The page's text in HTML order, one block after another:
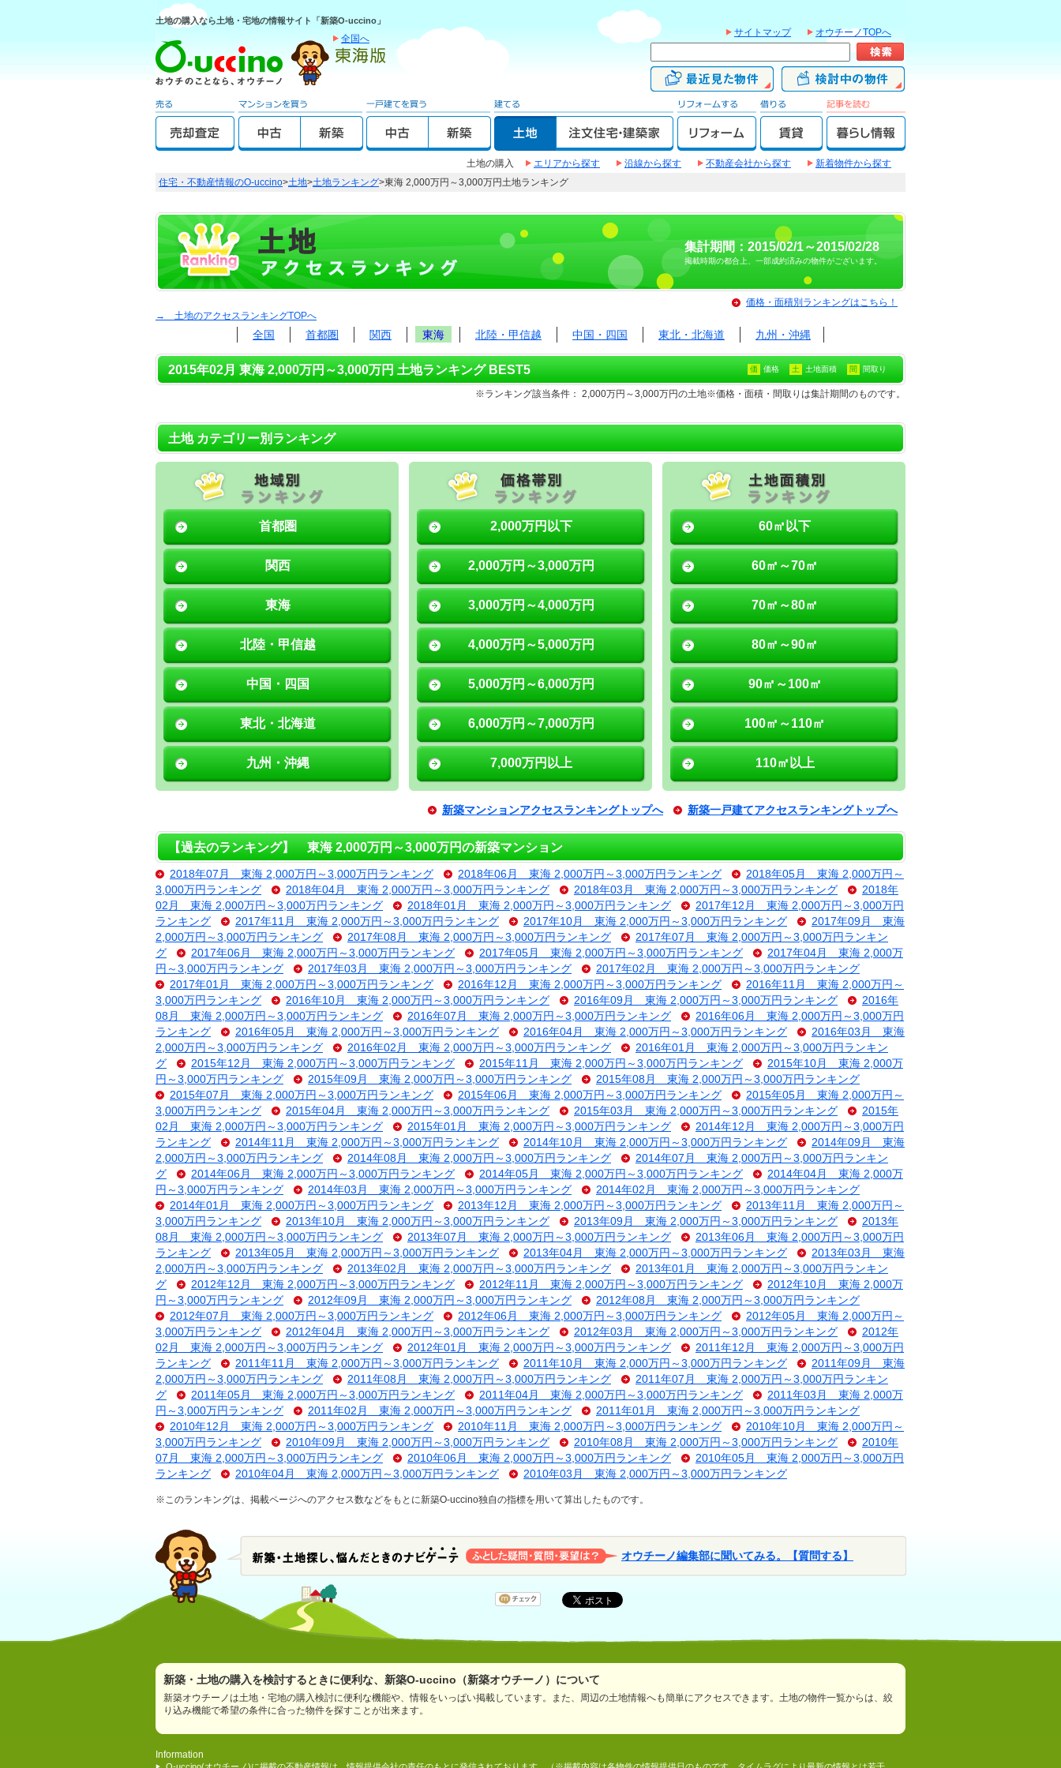
土地の購入なら土地・宅地の情報サイト「新築O-uccino」
全国へ
サイトマップ オウチーノTOPへ
土地の購入 エリアから探す 沿線から探す 不動産会社から探す
新着物件から探す
住宅・不動産情報のO-uccino>土地>土地ランキング>東海 2,000万円～3,000万円土地ランキング
集計期間：2015/02/1～2015/02/28
掲載時期の都合上、一部成約済みの物件がございます。
価格・面積別ランキングはこちら！
→ 土地のアクセスランキングTOPへ
全国 首都圏 関西 東海 北陸・甲信越 中国・四国 東北・北海道 九州・沖縄
2015年02月 東海 2,000万円～3,000万円 土地ランキング BEST5 価 価格 土 土地面積 間 間取り
※ランキング該当条件： 2,000万円～3,000万円の土地※価格・面積・間取りは集計期間のものです。
土地 カテゴリー別ランキング
首都圏
関西
東海
北陸・甲信越
中国・四国
東北・北海道
九州・沖縄
2,000万円以下
2,000万円～3,000万円
3,000万円～4,000万円
4,000万円～5,000万円
5,000万円～6,000万円
6,000万円～7,000万円
7,000万円以上
60㎡以下
60㎡～70㎡
70㎡～80㎡
80㎡～90㎡
90㎡～100㎡
100㎡～110㎡
110㎡以上
新築マンションアクセスランキングトップへ 新築一戸建てアクセスランキングトップへ
【過去のランキング】 東海 2,000万円～3,000万円の新築マンション
2018年07月 東海 2,000万円～3,000万円ランキング 2018年06月 東海 2,000万円～3,000万円ランキング
2018年05月 東海 2,000万円～
3,000万円ランキング
2018年04月 東海 2,000万円～3,000万円ランキング 2018年03月 東海 2,000万円～3,000万円ランキング
2018年
02月 東海 2,000万円～3,000万円ランキング
2018年01月 東海 2,000万円～3,000万円ランキング
2017年12月 東海 2,000万円～3,000万円
ランキング
2017年11月 東海 2,000万円～3,000万円ランキング 2017年10月 東海 2,000万円～3,000万円ランキング
2017年09月 東海
2,000万円～3,000万円ランキング
2017年08月 東海 2,000万円～3,000万円ランキング
2017年07月 東海 2,000万円～3,000万円ランキン
グ
2017年06月 東海 2,000万円～3,000万円ランキング 2017年05月 東海 2,000万円～3,000万円ランキング
2017年04月 東海 2,000万
円～3,000万円ランキング
2017年03月 東海 2,000万円～3,000万円ランキング
2017年02月 東海 2,000万円～3,000万円ランキング
2017年01月 東海 2,000万円～3,000万円ランキング
2016年12月 東海 2,000万円～3,000万円ランキング
2016年11月 東海 2,000万円～
3,000万円ランキング
2016年10月 東海 2,000万円～3,000万円ランキング 2016年09月 東海 2,000万円～3,000万円ランキング
2016年
08月 東海 2,000万円～3,000万円ランキング
2016年07月 東海 2,000万円～3,000万円ランキング
2016年06月 東海 2,000万円～3,000万円
ランキング
2016年05月 東海 2,000万円～3,000万円ランキング 2016年04月 東海 2,000万円～3,000万円ランキング
2016年03月 東海
2,000万円～3,000万円ランキング
2016年02月 東海 2,000万円～3,000万円ランキング
2016年01月 東海 2,000万円～3,000万円ランキン
グ
2015年12月 東海 2,000万円～3,000万円ランキング 2015年11月 東海 2,000万円～3,000万円ランキング
2015年10月 東海 2,000万
円～3,000万円ランキング
2015年09月 東海 2,000万円～3,000万円ランキング
2015年08月 東海 2,000万円～3,000万円ランキング
2015年07月 東海 2,000万円～3,000万円ランキング
2015年06月 東海 2,000万円～3,000万円ランキング
2015年05月 東海 2,000万円～
3,000万円ランキング
2015年04月 東海 2,000万円～3,000万円ランキング 2015年03月 東海 2,000万円～3,000万円ランキング
2015年
02月 東海 2,000万円～3,000万円ランキング
2015年01月 東海 2,000万円～3,000万円ランキング
2014年12月 東海 2,000万円～3,000万円
ランキング
2014年11月 東海 2,000万円～3,000万円ランキング 2014年10月 東海 2,000万円～3,000万円ランキング
2014年09月 東海
2,000万円～3,000万円ランキング
2014年08月 東海 2,000万円～3,000万円ランキング
2014年07月 東海 2,000万円～3,000万円ランキン
グ
2014年06月 東海 2,000万円～3,000万円ランキング 2014年05月 東海 2,000万円～3,000万円ランキング
2014年04月 東海 2,000万
円～3,000万円ランキング
2014年03月 東海 2,000万円～3,000万円ランキング
2014年02月 東海 2,000万円～3,000万円ランキング
2014年01月 東海 2,000万円～3,000万円ランキング
2013年12月 東海 2,000万円～3,000万円ランキング
2013年11月 東海 2,000万円～
3,000万円ランキング
2013年10月 東海 2,000万円～3,000万円ランキング 2013年09月 東海 2,000万円～3,000万円ランキング
2013年
08月 東海 2,000万円～3,000万円ランキング
2013年07月 東海 2,000万円～3,000万円ランキング
2013年06月 東海 2,000万円～3,000万円
ランキング
2013年05月 東海 2,000万円～3,000万円ランキング 2013年04月 東海 2,000万円～3,000万円ランキング
2013年03月 東海
2,000万円～3,000万円ランキング
2013年02月 東海 2,000万円～3,000万円ランキング
2013年01月 東海 2,000万円～3,000万円ランキン
グ
2012年12月 東海 2,000万円～3,000万円ランキング 2012年11月 東海 2,000万円～3,000万円ランキング
2012年10月 東海 2,000万
円～3,000万円ランキング
2012年09月 東海 2,000万円～3,000万円ランキング
2012年08月 東海 2,000万円～3,000万円ランキング
2012年07月 東海 2,000万円～3,000万円ランキング
2012年06月 東海 2,000万円～3,000万円ランキング
2012年05月 東海 2,000万円～
3,000万円ランキング
2012年04月 東海 2,000万円～3,000万円ランキング 2012年03月 東海 2,000万円～3,000万円ランキング
2012年
02月 東海 2,000万円～3,000万円ランキング
2012年01月 東海 2,000万円～3,000万円ランキング
2011年12月 東海 2,000万円～3,000万円
ランキング
2011年11月 東海 2,000万円～3,000万円ランキング 2011年10月 東海 2,000万円～3,000万円ランキング
2011年09月 東海
2,000万円～3,000万円ランキング
2011年08月 東海 2,000万円～3,000万円ランキング
2011年07月 東海 2,000万円～3,000万円ランキン
グ
2011年05月 東海 2,000万円～3,000万円ランキング 2011年04月 東海 2,000万円～3,000万円ランキング
2011年03月 東海 2,000万
円～3,000万円ランキング
2011年02月 東海 2,000万円～3,000万円ランキング
2011年01月 東海 2,000万円～3,000万円ランキング
2010年12月 東海 2,000万円～3,000万円ランキング
2010年11月 東海 2,000万円～3,000万円ランキング
2010年10月 東海 2,000万円～
3,000万円ランキング
2010年09月 東海 2,000万円～3,000万円ランキング 2010年08月 東海 2,000万円～3,000万円ランキング
2010年
07月 東海 2,000万円～3,000万円ランキング
2010年06月 東海 2,000万円～3,000万円ランキング
2010年05月 東海 2,000万円～3,000万円
ランキング
2010年04月 東海 2,000万円～3,000万円ランキング 2010年03月 東海 2,000万円～3,000万円ランキング
※このランキングは、掲載ページへのアクセス数などをもとに新築O-uccino独自の指標を用いて算出したものです。
オウチーノ編集部に聞いてみる。【質問する】
新築・土地の購入を検討するときに便利な、新築O-uccino（新築オウチーノ）について
新築オウチーノは土地・宅地の購入検討に便利な機能や、情報をいっぱい掲載しています。また、周辺の土地情報へも簡単にアクセスできます。土地の物件一覧からは、絞
り込み機能で希望の条件に合った物件を探すことが出来ます。
Information